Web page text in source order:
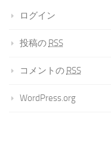
ログイン
投稿の RSS
コメントの RSS
WordPress.org